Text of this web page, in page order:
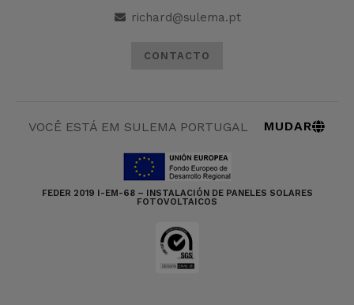
richard@sulema.pt
CONTACTO
VOCÊ ESTÁ EM SULEMA PORTUGAL MUDAR
FEDER 2019 I-EM-68 – INSTALACIÓN DE PANELES SOLARES
FOTOVOLTAICOS